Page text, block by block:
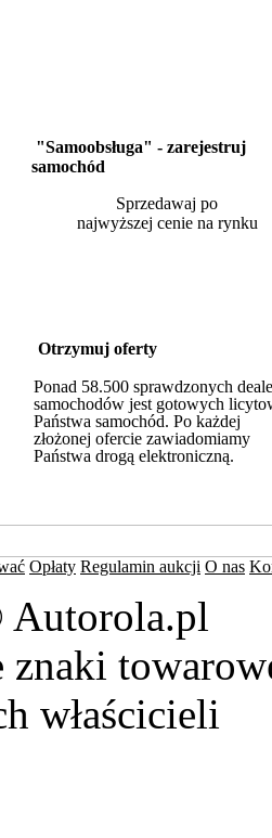
"Samoobsługa" - zarejestruj
samochód
Sprzedawaj po
najwyższej cenie na rynku
Otrzymuj oferty
Ponad 58.500 sprawdzonych
samochodów jest gotowych
Państwa samochód. Po każdej
złożonej ofercie zawiadomiamy
Państwa drogą elektroniczną.
Opłaty Regulamin aukcji O nas
właścicieli